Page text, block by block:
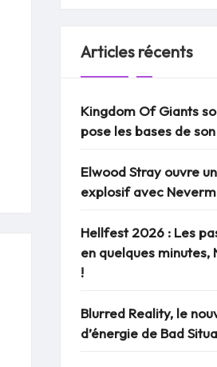
Articles récents
Kingdom Of Giants
pose les bases de
Elwood Stray ouvre
explosif avec
Hellfest 2026 : Les
en quelques minutes,
!
Blurred Reality, le
d’énergie de Bad